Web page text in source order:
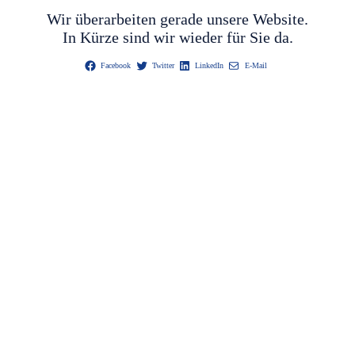
Wir überarbeiten gerade unsere Website.
In Kürze sind wir wieder für Sie da.
Facebook Twitter LinkedIn E-Mail